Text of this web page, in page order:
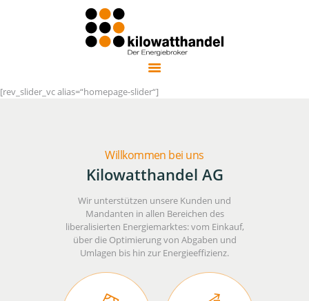
KILOWATTHANDEL AG
kompetenter, unabhängiger Energiebroker in Deutschland
ENERGIEEINKAUF
ENERGIEEFFIZIENZ
ENERGIEWENDE
NEWSLETTER
ENGLISH
[rev_slider_vc alias=“homepage-slider“]
Willkommen bei uns
Kilowatthandel AG
Wir unterstützen unsere Kunden und
Mandanten in allen Bereichen des
liberalisierten Energiemarktes: vom Einkauf,
über die Optimierung von Abgaben und
Umlagen bis hin zur Energieeffizienz.